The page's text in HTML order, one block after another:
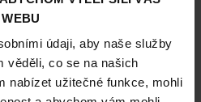
údaji, aby naše služby
věděli, co se na našich
nabízet užitečné funkce, mohli
vstřebá, a můžete
obličeje
vklepejte bříšky
CC krém. Opět počkejte, až
obočí
– lehce ho